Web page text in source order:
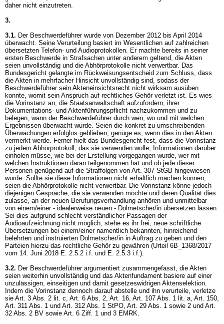
daher nicht einzutreten.
3.
3.1. Der Beschwerdeführer wurde von Dezember 2012 bis April 2014
überwacht. Seine Verurteilung basiert im Wesentlichen auf zahlreichen
übersetzten Telefon- und Audioprotokollen. Er machte bereits in seiner
ersten Beschwerde in Strafsachen unter anderem geltend, die Akten
seien unvollständig und die Abhörprotokolle nicht verwertbar. Das
Bundesgericht gelangte im Rückweisungsentscheid zum Schluss, dass
die Akten in mehrfacher Hinsicht unvollständig sind, sodass der
Beschwerdeführer sein Akteneinsichtsrecht nicht wirksam ausüben
konnte, womit sein Anspruch auf rechtliches Gehör verletzt ist. Es wies
die Vorinstanz an, die Staatsanwaltschaft aufzufordern, ihrer
Dokumentations- und Aktenführungspflicht nachzukommen und zu
belegen, wann der Beschwerdeführer durch wen, wo und mit welchen
Ergebnissen überwacht wurde. Seien die konkret zu umschreibenden
Überwachungen erfolglos geblieben, genüge es, wenn dies in den Akten
vermerkt werde. Ferner hielt das Bundesgericht fest, dass die Vorinstanz
zu jedem Abhörprotokoll, das sie verwenden wolle, Informationen darüber
einholen müsse, wie bei der Erstellung vorgegangen wurde, wer mit
welchen Instruktionen daran teilgenommen hat und ob jede dieser
Personen genügend auf die Straffolgen von Art. 307 StGB hingewiesen
wurde. Sollte sie diese Informationen nicht erhältlich machen können,
seien die Abhörprotokolle nicht verwertbar. Die Vorinstanz könne jedoch
diejenigen Gespräche, die sie verwenden möchte und deren Qualität dies
zulasse, an der neuen Berufungsverhandlung anhören und unmittelbar
von einem/einer - idealerweise neuen - Dolmetscher/in übersetzen lassen.
Sei dies aufgrund schlecht verständlicher Passagen der
Audioaufzeichnung nicht möglich, stehe es ihr frei, neue schriftliche
Übersetzungen bei einem/einer namentlich bekannten, hinreichend
belehrten und instruierten Dolmetscher/in in Auftrag zu geben und den
Parteien hierzu das rechtliche Gehör zu gewähren (Urteil 6B_1368/2017
vom 14. Juni 2018 E. 2.5.2 i.f. und E. 2.5.3 i.f.).
3.2. Der Beschwerdeführer argumentiert zusammengefasst, die Akten
seien weiterhin unvollständig und das Aktenfundament basiere auf einer
unzulässigen, einseitigen und damit gesetzeswidrigen Aktenselektion.
Indem die Vorinstanz dennoch darauf abstelle und ihn verurteile, verletze
sie Art. 3 Abs. 2 lit. c, Art. 6 Abs. 2, Art. 16, Art. 107 Abs. 1 lit. a, Art. 150,
Art. 311 Abs. 1 und Art. 312 Abs. 1 StPO, Art. 29 Abs. 1 sowie 2 und Art.
32 Abs. 2 BV sowie Art. 6 Ziff. 1 und 3 EMRK.